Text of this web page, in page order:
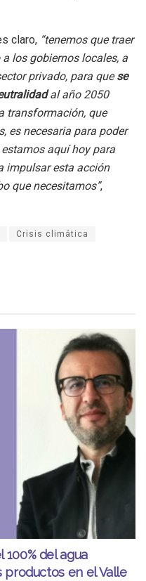
claro, “tenemos que traer
los gobiernos locales, a
privado, para quese
al año 2050
transformación, que
es necesaria para poder
aquí hoy para
impulsar esta acción
que necesitamos”,
Crisis climática
del agua
productos en el Valle